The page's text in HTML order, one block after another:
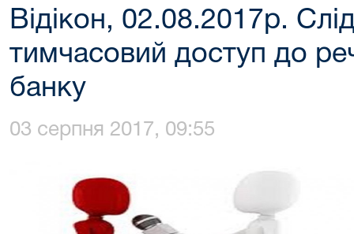
Відікон, 02.08.2017р.
тимчасовий доступ до
банку
03 серпня 2017, 09:55